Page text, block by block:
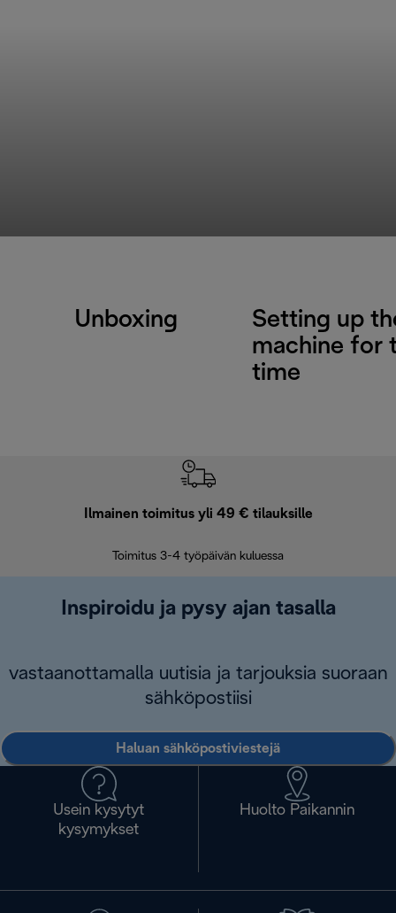
Unboxing
Setting up
machine for
time
Ilmainen toimitus yli 49 € tilauksille
Toimitus 3-4 työpäivän kuluessa
Inspiroidu ja pysy ajan tasalla
vastaanottamalla uutisia ja tarjouksia suoraan
sähköpostiisi
Haluan sähköpostiviestejä
Usein kysytyt
kysymykset
Huolto Paikannin